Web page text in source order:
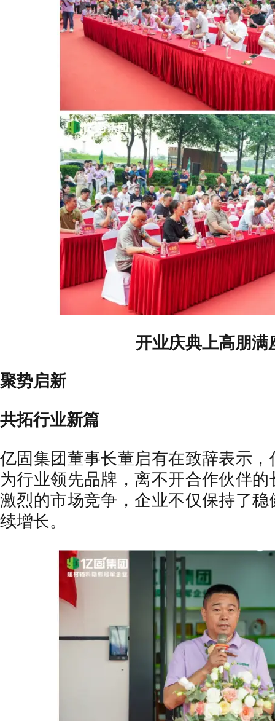
开业庆典上高朋满
聚势启新
共拓行业新篇
亿固集团董事长董启有在致辞表示
为行业领先品牌，离不开合作伙伴
激烈的市场竞争，企业不仅保持了
续增长。